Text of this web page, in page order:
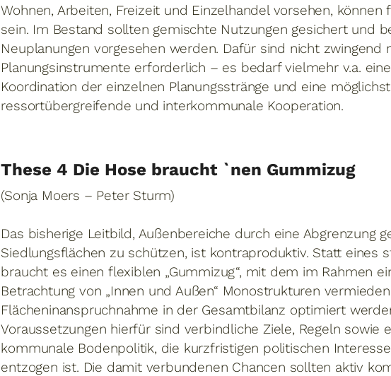
Wohnen, Arbeiten, Freizeit und Einzelhandel vorsehen, können
sein. Im Bestand sollten gemischte Nutzungen gesichert und
Neuplanungen vorgesehen werden. Dafür sind nicht zwingend
Planungsinstrumente erforderlich – es bedarf vielmehr v.a.
Koordination der einzelnen Planungsstränge und eine möglichst
ressortübergreifende und interkommunale Kooperation.
These 4 Die Hose braucht `nen Gummizug
(Sonja Moers – Peter Sturm)
Das bisherige Leitbild, Außenbereiche durch eine Abgrenzung
Siedlungsflächen zu schützen, ist kontraproduktiv. Statt eines
braucht es einen flexiblen „Gummizug“, mit dem im Rahmen
Betrachtung von „Innen und Außen“ Monostrukturen
Flächeninanspruchnahme in der Gesamtbilanz optimiert
Voraussetzungen hierfür sind verbindliche Ziele, Regeln sowie
kommunale Bodenpolitik, die kurzfristigen politischen
entzogen ist. Die damit verbundenen Chancen sollten aktiv